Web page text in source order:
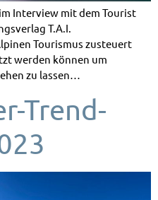
Interview mit dem Tourist
T.A.I.
Tourismus zusteuert
werden können um
zu lassen…
Trend-